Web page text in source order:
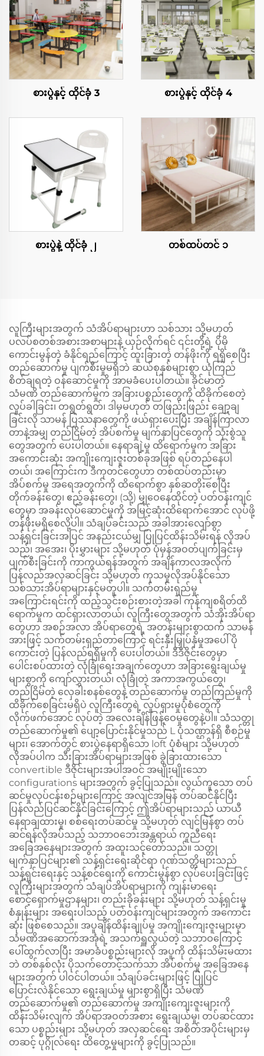
စားပွဲနှင့် ထိုင်ခုံ 3 စားပွဲနှင့် ထိုင်ခုံ 4
စားပွဲနဲ့ ထိုင်ခုံ ၂ တစ်ထပ်တင် ၁
လူကြီးများအတွက် သံအိပ်ရာများဟာ သစ်သား သို့မဟုတ်
ပလပ်စတစ်အစားအစာများနဲ့ ယှဉ်လိုက်ရင် ၎င်းတို့ရဲ့ ပိုမို
ကောင်းမွန်တဲ့ ခံနိုင်ရည်ကြောင့် ထူးခြားတဲ့ တန်ဖိုးကို ရရှိစေပြီး
တည်ဆောက်မှု ပျက်စီးမှုမရှိဘဲ ဆယ်စုနှစ်များစွာ ယုံကြည်
စိတ်ချရတဲ့ ဝန်ဆောင်မှုကို အာမခံပေးပါတယ်။ ခိုင်မာတဲ့
သံမဏိ တည်ဆောက်မှုက အခြားပစ္စည်းတွေကို ထိခိုက်စေတဲ့
လှုပ်ခါခြင်း၊ တရွတ်ရွတ်၊ ဒါမှမဟုတ် တဖြည်းဖြည်း ချော့ချ
ခြင်းလို သာမန် ပြဿနာတွေကို ဖယ်ရှားပေးပြီး အချိန်ကြာလာ
တာနဲ့အမျှ တည်ငြိမ်တဲ့ အိပ်စက်မှု မျက်နှာပြင်တွေကို သုံးစွဲသူ
တွေအတွက် ပေးပါတယ်။ နေရာချဲ့မှု ထိရောက်မှုက အခြား
အကောင်းဆုံး အကျိုးကျေးဇူးတစ်ခုအဖြစ် ရပ်တည်နေပါ
တယ်၊ အကြောင်းက ဒီကုတင်တွေဟာ တစ်ထပ်တည်းမှာ
အိပ်စက်မှု အရေအတွက်ကို ထိရောက်စွာ နှစ်ဆတိုးစေပြီး
တိုက်ခန်းတွေ၊ ဧည့်ခန်းတွေ၊ (သို့) မျှဝေနေထိုင်တဲ့ ပတ်ဝန်းကျင်
တွေမှာ အခန်းလုပ်ဆောင်မှုကို အမြင့်ဆုံးထိရောက်အောင် လုပ်ဖို့
တန်ဖိုးမရှိစေလို့ပါ။ သံချပ်ခင်းသည် အခါအားလျော်စွာ
သန့်ရှင်းခြင်းအပြင် အနည်းငယ်မျှ ပြုပြင်ထိန်းသိမ်းရန် လိုအပ်
သည်၊ အအေး၊ ပိုးမွှားများ သို့မဟုတ် ပုံမှန်အဝတ်ပျက်ခြင်းမှ
ပျက်စီးခြင်းကို ကာကွယ်ရန်အတွက် အချိန်ကာလအလိုက်
ပြန်လည်အလှဆင်ခြင်း သို့မဟုတ် ကုသမှုလိုအပ်နိုင်သော
သစ်သားအိပ်ရာများနှင့်မတူပါ။ သက်တမ်းရှည်မှု
အကြောင်းရင်းကို ထည့်သွင်းစဉ်းစားတဲ့အခါ ကုန်ကျစရိတ်ထိ
ရောက်မှုက ထင်ရှားလာတယ်၊ လူကြီးတွေအတွက် သံအိုးအိပ်ရာ
တွေဟာ အစဉ်အလာ အိပ်ရာတွေရဲ့ အတန်းများစွာထက် သာမန်
အားဖြင့် သက်တမ်းရှည်တာကြောင့် ရင်းနှီးမြှုပ်နှံမှုအပေါ် ပို
ကောင်းတဲ့ ပြန်လည်ရရှိမှုကို ပေးပါတယ်။ ဒီဒီဇိုင်းတွေမှာ
ပေါင်းစပ်ထားတဲ့ လုံခြုံရေးအချက်တွေဟာ အခြားရွေးချယ်မှု
များစွာကို ကျော်လွှားတယ်၊ လုံခြုံတဲ့ အကာအကွယ်တွေ၊
တည်ငြိမ်တဲ့ လှေခါးစနစ်တွေနဲ့ တည်ဆောက်မှု တည်ကြည်မှုကို
ထိခိုက်စေခြင်းမရှိပဲ လူကြီးတွေရဲ့ လှုပ်ရှားမှုပုံစံတွေကို
လိုက်ဖက်အောင် လုပ်တဲ့ အလေးချိန်ဖြန့်ဝေမှုတွေနဲ့ပါ။ သံသတ္တု
တည်ဆောက်မှု၏ ပျော့ပြောင်းနိုင်မှုသည် L ပုံသဏ္ဌာန်ရှိ စီစဉ်မှု
များ၊ အောက်တွင် စားပွဲနေရာရှိသော loft ပုံစံများ သို့မဟုတ်
လိုအပ်ပါက သီးခြားအိပ်ရာများအဖြစ် ခွဲခြားထားသော
convertible ဒီဇိုင်းများအပါအဝင် အမျိုးမျိုးသော
configurations များအတွက် ခွင့်ပြုသည်။ လွယ်ကူသော တပ်
ဆင်မှုလုပ်ငန်းစဉ်များကြောင့် အလျင်အမြန် တပ်ဆင်နိုင်ပြီး
ပြန်လည်ပြင်ဆင်နိုင်ခြင်းကြောင့် ဤအိပ်ရာများသည် ယာယီ
နေရာချထားမှု၊ စစ်ရေးတပ်ဆင်မှု သို့မဟုတ် လျင်မြန်စွာ တပ်
ဆင်ရန်လိုအပ်သည့် သဘာဝဘေးအန္တရာယ် ကူညီရေး
အခြေအနေများအတွက် အထူးသင့်တော်သည်။ သတ္တု
မျက်နှာပြင်များ၏ သန့်ရှင်းရေးဆိုင်ရာ ဂုဏ်သတ္တိများသည်
သန့်ရှင်းရေးနှင့် သန့်စင်ရေးကို ကောင်းမွန်စွာ လုပ်ပေးခြင်းဖြင့်
လူကြီးများအတွက် သံချပ်အိပ်ရာများကို ကျန်းမာရေး
စောင့်ရှောက်မှုဌာနများ၊ တည်းခိုခန်းများ သို့မဟုတ် သန့်ရှင်းမှု
စံနှုန်းများ အရေးပါသည့် ပတ်ဝန်းကျင်များအတွက် အကောင်း
ဆုံး ဖြစ်စေသည်။ အပူချိန်ထိန်းချုပ်မှု အကျိုးကျေးဇူးများမှာ
သံမဏိအဆောက်အအုံရဲ့ အသက်ရှူလွယ်တဲ့ သဘာဝကြောင့်
ပေါ်ထွက်လာပြီး အမာခံပစ္စည်းများလို အပူကို ထိန်းသိမ်းမထား
ဘဲ တစ်နှစ်လုံး ပိုသက်တောင့်သက်သာ အိပ်စက်မှု အခြေအနေ
များအတွက် ပါဝင်ပါတယ်။ သံချပ်ခင်းများဖြင့် ပြုပြင်
ပြောင်းလဲနိုင်သော ရွေးချယ်မှု များစွာရှိပြီး သံမဏိ
တည်ဆောက်မှု၏ တည်ဆောက်မှု အကျိုးကျေးဇူးများကို
ထိန်းသိမ်းလျက် အိပ်ရာအဝတ်အစား ရွေးချယ်မှု၊ တပ်ဆင်ထား
သော ပစ္စည်းများ သို့မဟုတ် အလှဆင်ရေး အစိတ်အပိုင်းများမှ
တဆင့် ပုဂ္ဂိုလ်ရေး ထိတွေ့မှုများကို ခွင့်ပြုသည်။